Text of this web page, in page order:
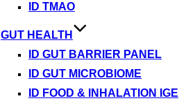
ID TMAO
GUT HEALTH
ID GUT BARRIER PANEL
ID GUT MICROBIOME
ID FOOD & INHALATION IGE